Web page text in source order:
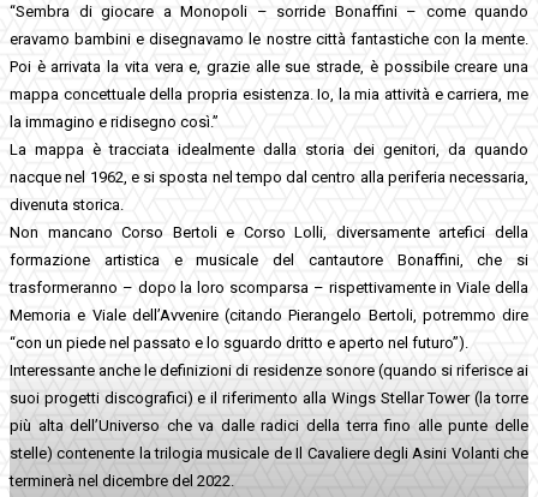
“Sembra di giocare a Monopoli – sorride Bonaffini – come quando
eravamo bambini e disegnavamo le nostre città fantastiche con la mente.
Poi è arrivata la vita vera e, grazie alle sue strade, è possibile creare una
mappa concettuale della propria esistenza. Io, la mia attività e carriera, me
la immagino e ridisegno così.”
La mappa è tracciata idealmente dalla storia dei genitori, da quando
nacque nel 1962, e si sposta nel tempo dal centro alla periferia necessaria,
divenuta storica.
Non mancano Corso Bertoli e Corso Lolli, diversamente artefici della
formazione artistica e musicale del cantautore Bonaffini, che si
trasformeranno – dopo la loro scomparsa – rispettivamente in Viale della
Memoria e Viale dell’Avvenire (citando Pierangelo Bertoli, potremmo dire
“con un piede nel passato e lo sguardo dritto e aperto nel futuro”).
Interessante anche le definizioni di residenze sonore (quando si riferisce ai
suoi progetti discografici) e il riferimento alla Wings Stellar Tower (la torre
più alta dell’Universo che va dalle radici della terra fino alle punte delle
stelle) contenente la trilogia musicale de Il Cavaliere degli Asini Volanti che
terminerà nel dicembre del 2022.